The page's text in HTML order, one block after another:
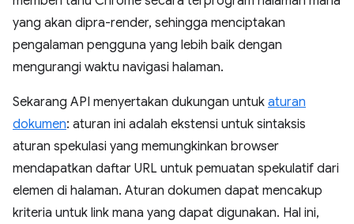
yang akan dipra-render, sehingga menciptakan
pengalaman pengguna yang lebih baik dengan
mengurangi waktu navigasi halaman.
Sekarang API menyertakan dukungan untuk aturan
dokumen: aturan ini adalah ekstensi untuk sintaksis
aturan spekulasi yang memungkinkan browser
mendapatkan daftar URL untuk pemuatan spekulatif dari
elemen di halaman. Aturan dokumen dapat mencakup
kriteria untuk link mana yang dapat digunakan. Hal ini,